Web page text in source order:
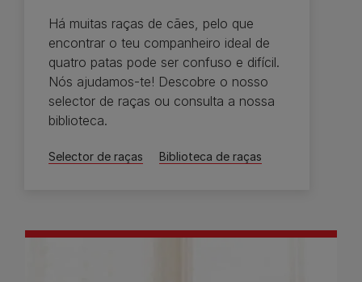
Há muitas raças de cães, pelo que
encontrar o teu companheiro ideal de
quatro patas pode ser confuso e difícil.
Nós ajudamos-te! Descobre o nosso
selector de raças ou consulta a nossa
biblioteca.
Selector de raças Biblioteca de raças